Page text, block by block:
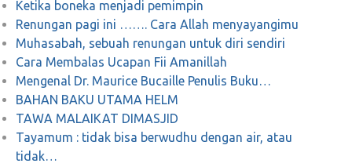
Ketika boneka menjadi pemimpin
Renungan pagi ini ……. Cara Allah menyayangimu
Muhasabah, sebuah renungan untuk diri sendiri
Cara Membalas Ucapan Fii Amanillah
Mengenal Dr. Maurice Bucaille Penulis Buku…
BAHAN BAKU UTAMA HELM
TAWA MALAIKAT DIMASJID
Tayamum : tidak bisa berwudhu dengan air, atau
tidak…